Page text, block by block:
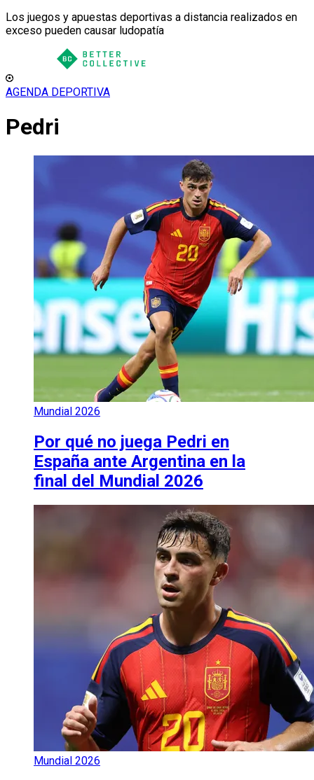
Los juegos y apuestas deportivas a distancia realizados en
exceso pueden causar ludopatía
AGENDA DEPORTIVA
Pedri
Mundial 2026
Por qué no juega Pedri en
España ante Argentina en la
final del Mundial 2026
Mundial 2026